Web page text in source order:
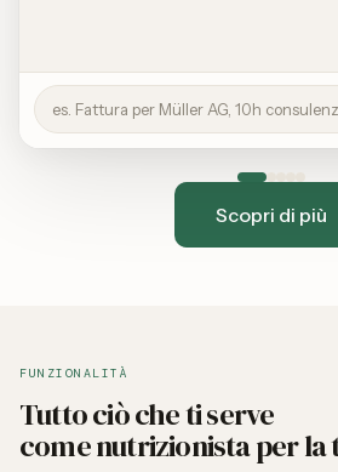
Scopri di più
es. Fattura per Müller AG, 10h
FUNZIONALITÀ
Tutto ciò che ti serve
come nutrizionista per la